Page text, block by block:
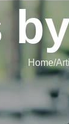
Home